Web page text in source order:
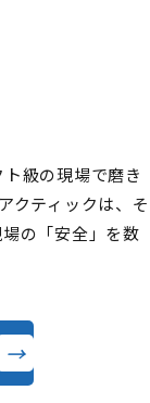
級の現場で磨き
クティックは、そ
の「安全」を数
→